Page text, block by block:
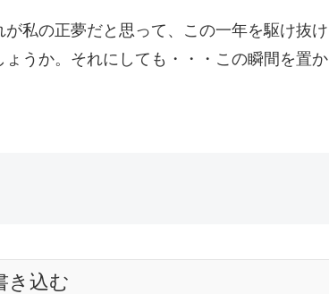
私の正夢だと思って、この一年を駆け抜け
うか。それにしても・・・この瞬間を置か
き込む